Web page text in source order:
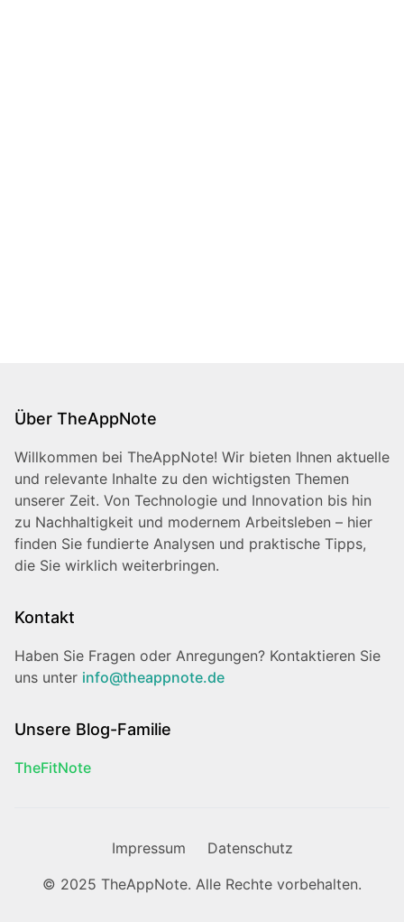
Über TheAppNote
Willkommen bei TheAppNote! Wir bieten Ihnen aktuelle
und relevante Inhalte zu den wichtigsten Themen
unserer Zeit. Von Technologie und Innovation bis hin
zu Nachhaltigkeit und modernem Arbeitsleben – hier
finden Sie fundierte Analysen und praktische Tipps,
die Sie wirklich weiterbringen.
Kontakt
Haben Sie Fragen oder Anregungen? Kontaktieren Sie
uns unter info@theappnote.de
Unsere Blog-Familie
TheFitNote
Impressum
Datenschutz
© 2025 TheAppNote. Alle Rechte vorbehalten.